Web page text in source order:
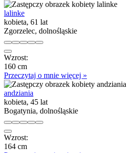
lalinke
kobieta, 61 lat
Zgorzelec, dolnośląskie
Wzrost:
160 cm
Przeczytaj o mnie więcej »
andziania
kobieta, 45 lat
Bogatynia, dolnośląskie
Wzrost:
164 cm